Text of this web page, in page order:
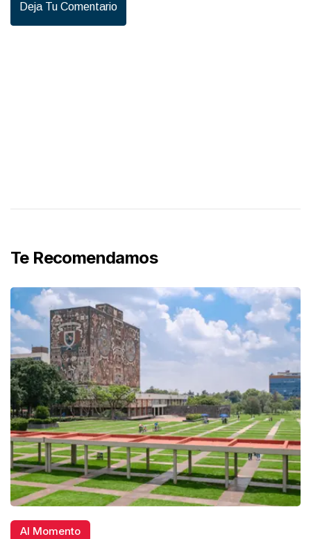
Deja Tu Comentario
Te Recomendamos
Al Momento